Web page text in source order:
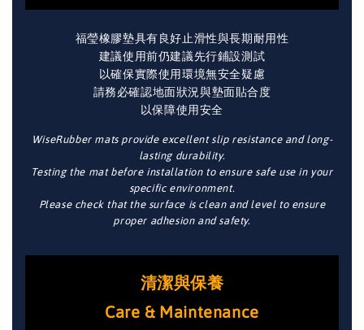
福瑩橡膠墊具有良好止滑性與長期耐用性
建議使用前仍建議先行鋪設測試
以確保實際使用環境無安全疑慮
請務必確認地面狀況與墊面貼合度
以保障使用安全
WiseRubber mats provide excellent slip resistance and long-
lasting durability.
Testing the mat before installation to ensure safe use in your
specific environment.
Please check that the surface is clean and level to ensure
proper adhesion and safety.
清潔與保養
Care & Maintenance